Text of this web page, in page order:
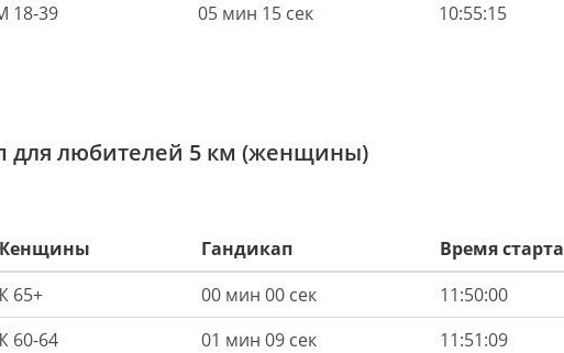
18-39 05 мин 15 сек 10:55:15
для любителей 5 км (женщины)
Гандикап
Время старта
65+ 00 мин 00 сек
11:50:00
60-64 01 мин 09 сек
11:51:09